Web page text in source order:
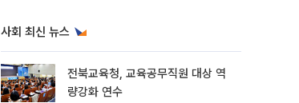
사회 최신 뉴스
전북교육청, 교육공무직원 대상 역
량강화 연수